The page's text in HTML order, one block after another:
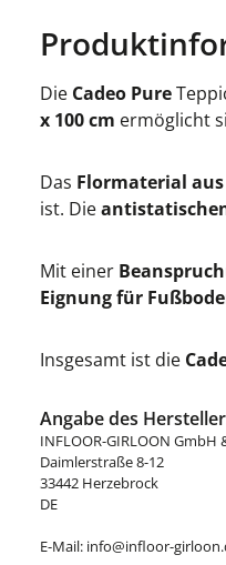
Die Cadeo Pure
x 100 cm ermöglicht
Das Flormaterial aus
ist. Die
Mit einer
Eignung für
Insgesamt ist die
Angabe des
INFLOOR-GIRLOON GmbH
Daimlerstraße 8-12
33442 Herzebrock
DE
E-Mail: info@infloor-